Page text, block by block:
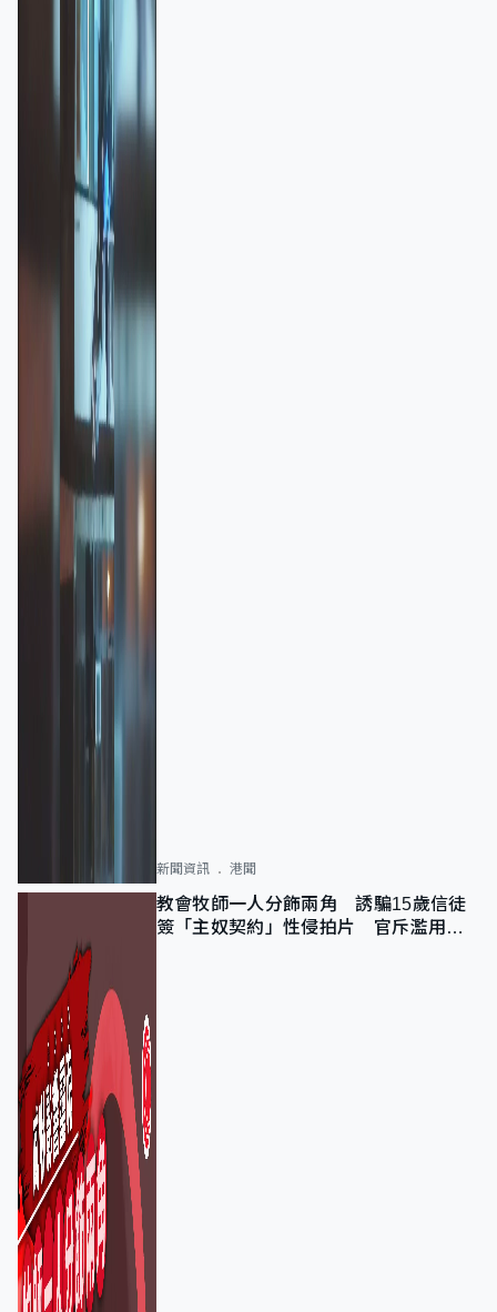
新聞資訊 港聞
教會牧師一人分飾兩角 誘騙15歲信徒
簽「主奴契約」性侵拍片 官斥濫用教